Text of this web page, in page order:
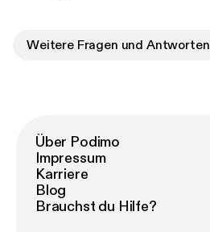
Weitere Fragen und Antworten
Über Podimo
Impressum
Karriere
Blog
Brauchst du Hilfe?